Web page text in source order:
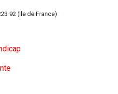
92 (Ile de France)